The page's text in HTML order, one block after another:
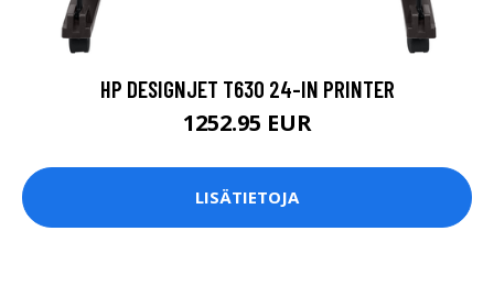
HP DESIGNJET T630 24-IN PRINTER
1252.95 EUR
LISÄTIETOJA